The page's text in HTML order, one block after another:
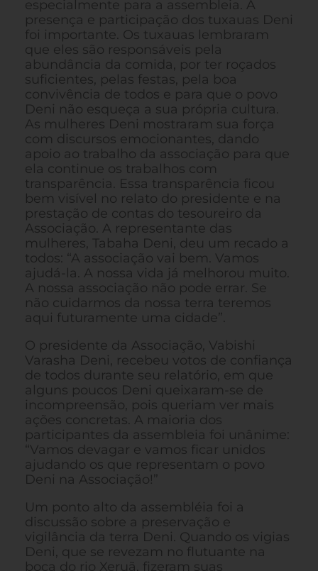
especialmente para a assembleia. A
presença e participação dos tuxauas Deni
foi importante. Os tuxauas lembraram
que eles são responsáveis pela
abundância da comida, por ter roçados
suficientes, pelas festas, pela boa
convivência de todos e para que o povo
Deni não esqueça a sua própria cultura.
As mulheres Deni mostraram sua força
com discursos emocionantes, dando
apoio ao trabalho da associação para que
ela continue os trabalhos com
transparência. Essa transparência ficou
bem visível no relato do presidente e na
prestação de contas do tesoureiro da
Associação. A representante das
mulheres, Tabaha Deni, deu um recado a
todos: “A associação vai bem. Vamos
ajudá-la. A nossa vida já melhorou muito.
A nossa associação não pode errar. Se
não cuidarmos da nossa terra teremos
aqui futuramente uma cidade”.
O presidente da Associação, Vabishi
Varasha Deni, recebeu votos de confiança
de todos durante seu relatório, em que
alguns poucos Deni queixaram-se de
incompreensão, pois queriam ver mais
ações concretas. A maioria dos
participantes da assembleia foi unânime:
“Vamos devagar e vamos ficar unidos
ajudando os que representam o povo
Deni na Associação!”
Um ponto alto da assembléia foi a
discussão sobre a preservação e
vigilância da terra Deni. Quando os vigias
Deni, que se revezam no flutuante na
boca do rio Xeruã, fizeram suas